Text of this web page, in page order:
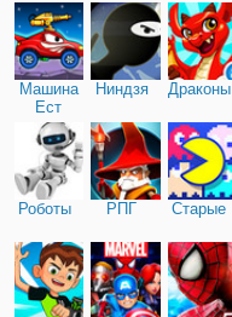
Машина
Ест
Машину
Ниндзя Драконы
Роботы РПГ Старые